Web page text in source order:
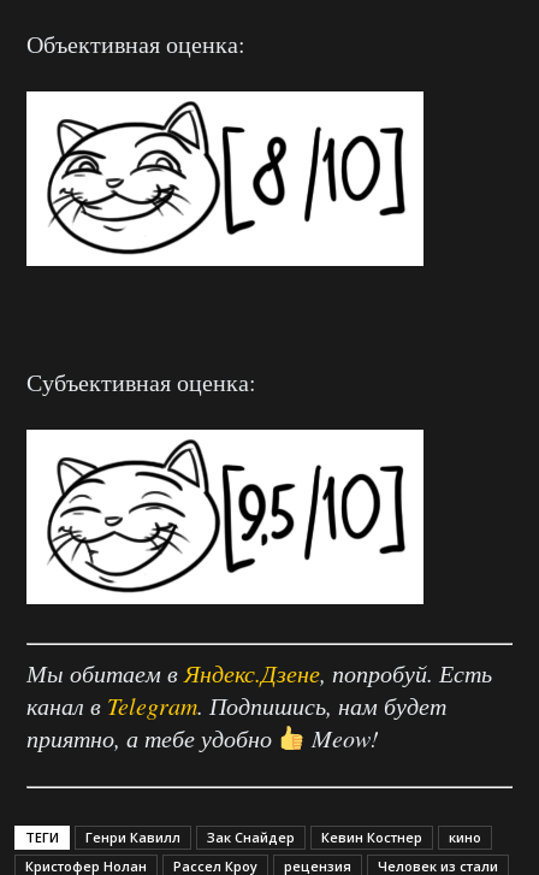
Объективная оценка:
Субъективная оценка:
Мы обитаем вЯндекс.Дзене, попробуй. Есть
канал в Telegram. Подпишись, нам будет
приятно, а тебе удобно
Meow!
ТЕГИ Генри Кавилл Зак Снайдер Кевин Костнер
кино
Кристофер Нолан
Рассел Кроу рецензия Человек из стали